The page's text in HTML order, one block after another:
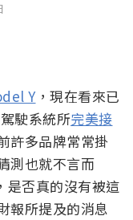
Y ，現在看來已
駛系統所完美接
許多品牌常常掛
測也就不言而
是否真的沒有被這
報所提及的消息